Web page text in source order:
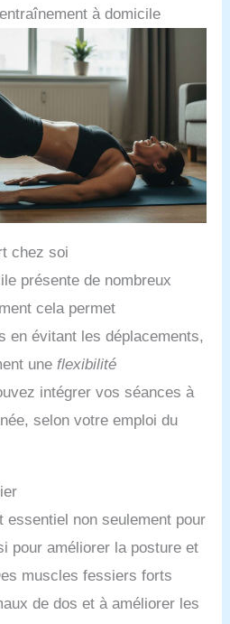
à domicile
chez soi
présente de nombreux
cela permet
en évitant les déplacements,
uneflexibilité
intégrer vos séances à
selon votre emploi du
non seulement pour
pour améliorer la posture et
muscles fessiers forts
de dos et à améliorer les